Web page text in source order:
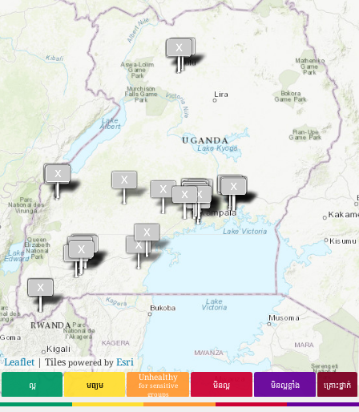
Leaflet | Tiles powered by Esri
ល្អ មធ្យម
Unhealthy
for sensitive
groups
មិនល្អ មិនល្អខ្លាំង គ្រោះថ្នាក់